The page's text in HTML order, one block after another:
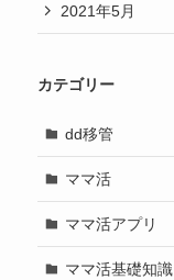
2021年5月
カテゴリー
dd移管
ママ活
ママ活アプリ
ママ活基礎知識